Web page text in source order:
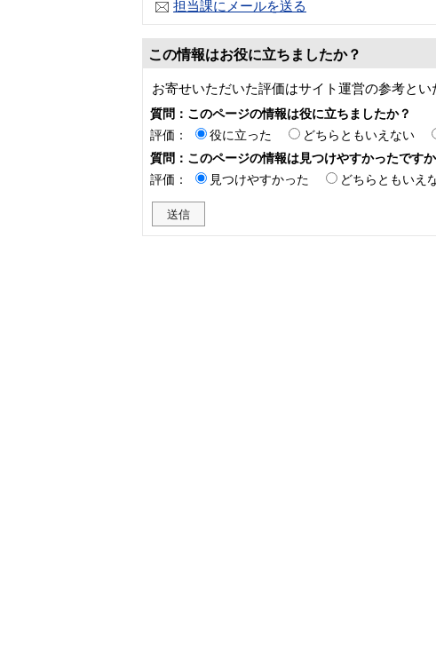
担当課にメールを送る
この情報はお役に立ちましたか？
お寄せいただいた評価はサイト運営の参考とい
質問：このページの情報は役に立ちましたか？
評価：
役に立った どちらともいえない
質問：このページの情報は見つけやすかったですか
評価：
見つけやすかった どちらともいえ